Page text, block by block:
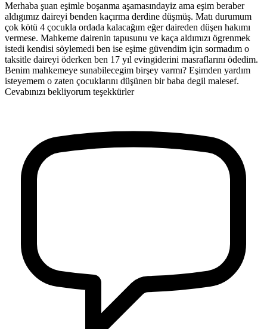
Merhaba şuan eşimle boşanma aşamasındayiz ama eşim beraber
aldıgımız daireyi benden kaçırma derdine düşmüş. Matı durumum
çok kötü 4 çocukla ordada kalacağım eğer daireden düşen hakımı
vermese. Mahkeme dairenin tapusunu ve kaça aldımızı ögrenmek
istedi kendisi söylemedi ben ise eşime güvendim için sormadım o
taksitle daireyi öderken ben 17 yıl evingiderini masraflarını ödedim.
Benim mahkemeye sunabilecegim birşey varmı? Eşimden yardım
isteyemem o zaten çocuklarını düşünen bir baba degil malesef.
Cevabınızı bekliyorum teşekkürler